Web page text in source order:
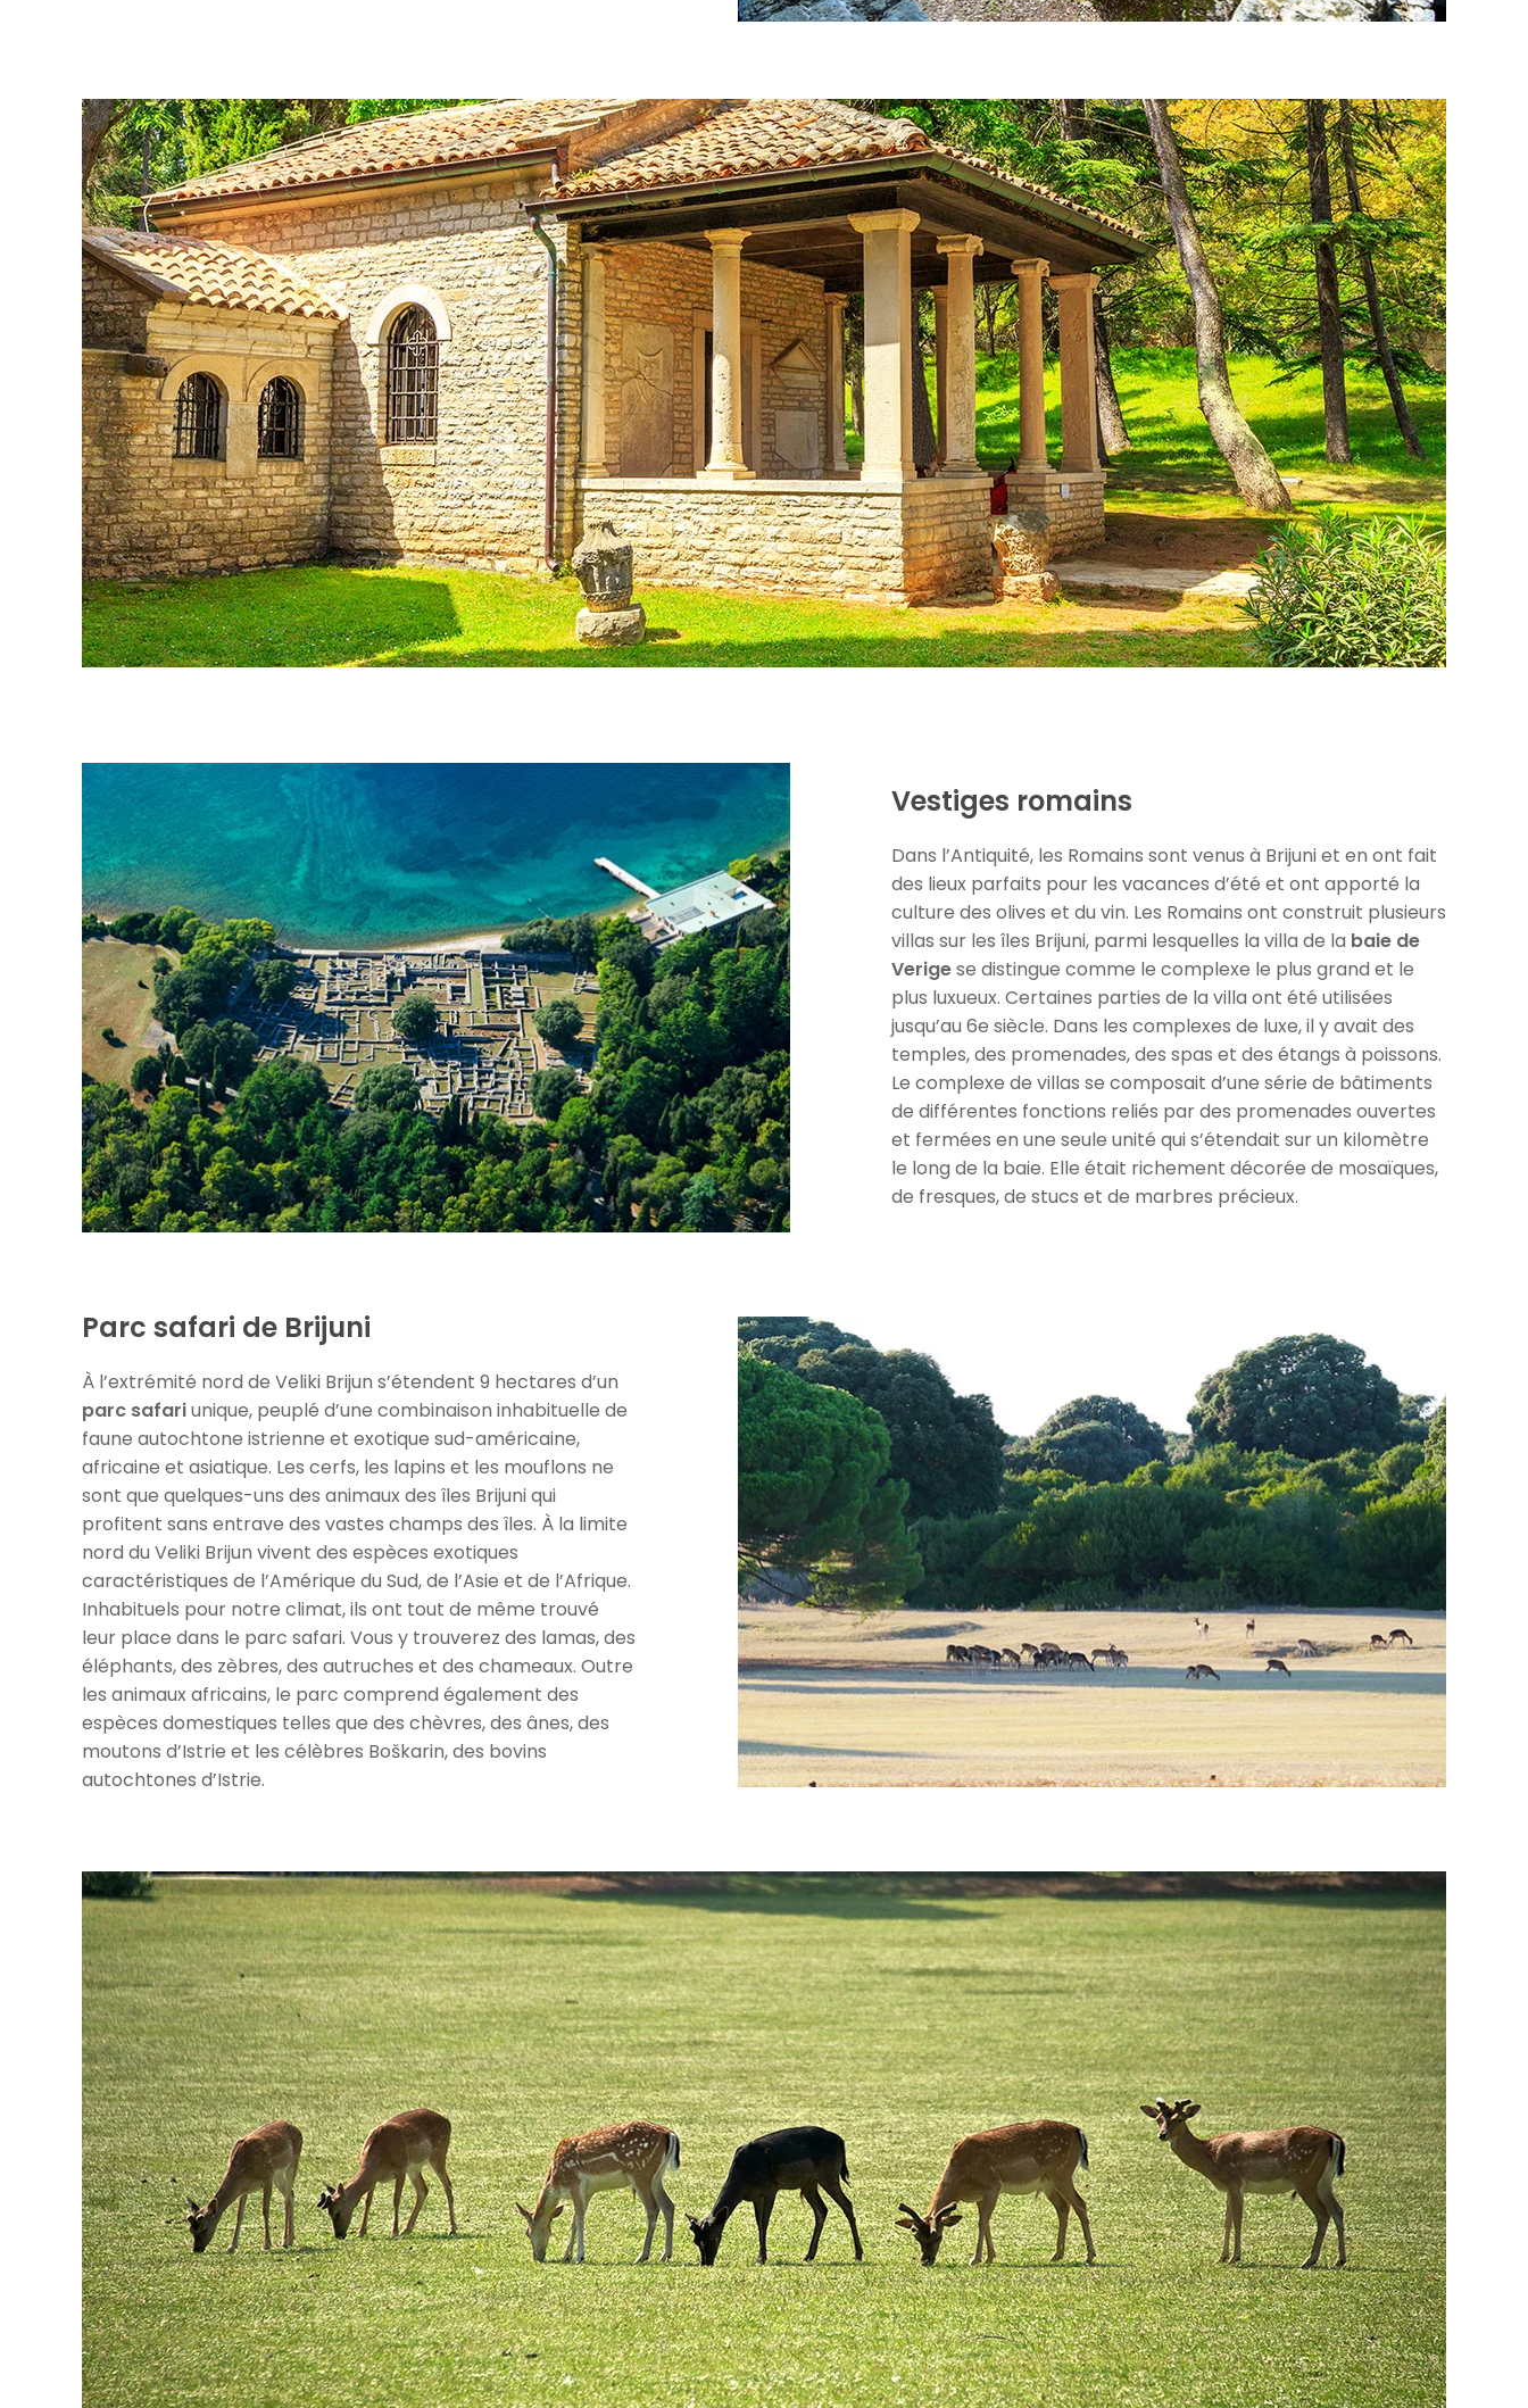
Vestiges romains
Dans l’Antiquité, les Romains sont venus à Brijuni et en ont fait
des lieux parfaits pour les vacances d’été et ont apporté la
culture des olives et du vin. Les Romains ont construit plusieurs
villas sur les îles Brijuni, parmi lesquelles la villa de la baie de
Verigese distingue comme le complexe le plus grand et le
plus luxueux. Certaines parties de la villa ont été utilisées
jusqu’au 6e siècle. Dans les complexes de luxe, il y avait des
temples, des promenades, des spas et des étangs à poissons.
Le complexe de villas se composait d’une série de bâtiments
de différentes fonctions reliés par des promenades ouvertes
et fermées en une seule unité qui s’étendait sur un kilomètre
le long de la baie. Elle était richement décorée de mosaïques,
de fresques, de stucs et de marbres précieux.
Parc safari de Brijuni
À l’extrémité nord de Veliki Brijun s’étendent 9 hectares d’un
parc safariunique, peuplé d’une combinaison inhabituelle de
faune autochtone istrienne et exotique sud-américaine,
africaine et asiatique. Les cerfs, les lapins et les mouflons ne
sont que quelques-uns des animaux des îles Brijuni qui
profitent sans entrave des vastes champs des îles. À la limite
nord du Veliki Brijun vivent des espèces exotiques
caractéristiques de l’Amérique du Sud, de l’Asie et de l’Afrique.
Inhabituels pour notre climat, ils ont tout de même trouvé
leur place dans le parc safari. Vous y trouverez des lamas, des
éléphants, des zèbres, des autruches et des chameaux. Outre
les animaux africains, le parc comprend également des
espèces domestiques telles que des chèvres, des ânes, des
moutons d’Istrie et les célèbres Boškarin, des bovins
autochtones d’Istrie.